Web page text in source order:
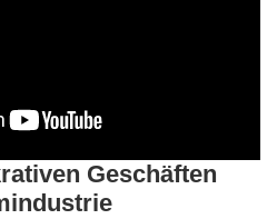
Geschäften